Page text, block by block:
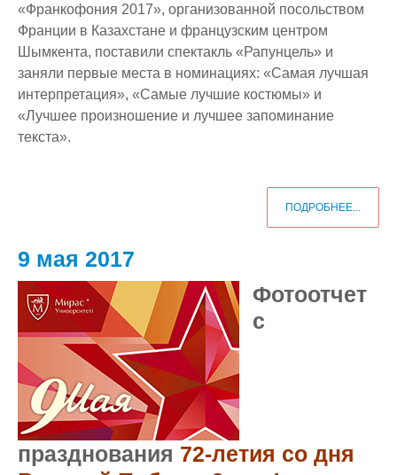
«Франкофония 2017», организованной посольством
Франции в Казахстане и французским центром
Шымкента, поставили спектакль «Рапунцель» и
заняли первые места в номинациях: «Самая лучшая
интерпретация», «Самые лучшие костюмы» и
«Лучшее произношение и лучшее запоминание
текста».
ПОДРОБНЕЕ...
9 мая 2017
Фотоотчет
с
празднования 72-летия со дня